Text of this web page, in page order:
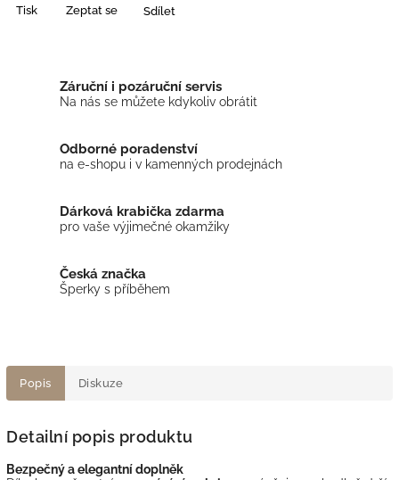
Tisk Zeptat se Sdílet
Záruční i pozáruční servis
Na nás se můžete kdykoliv obrátit
Odborné poradenství
na e-shopu i v kamenných prodejnách
Dárková krabička zdarma
pro vaše výjimečné okamžiky
Česká značka
Šperky s příběhem
Popis Diskuze
Detailní popis produktu
Bezpečný a elegantní doplněk